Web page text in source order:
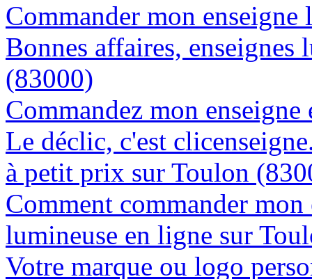
Commander mon
Bonnes affaires, enseignes
(83000)
Commandez mon
Le déclic, c'est
à petit prix sur Toulon
Comment commander
lumineuse en ligne sur
Votre marque ou logo